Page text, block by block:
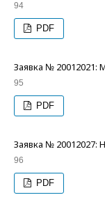
94
PDF
Заявка № 20012021:
95
PDF
Заявка № 20012027:
96
PDF